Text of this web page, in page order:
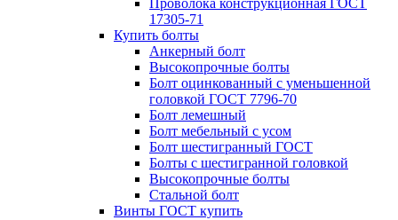
Проволока конструкционная ГОСТ
17305-71
Купить болты
Анкерный болт
Высокопрочные болты
Болт оцинкованный с уменьшенной
головкой ГОСТ 7796-70
Болт лемешный
Болт мебельный с усом
Болт шестигранный ГОСТ
Болты с шестигранной головкой
Высокопрочные болты
Стальной болт
Винты ГОСТ купить